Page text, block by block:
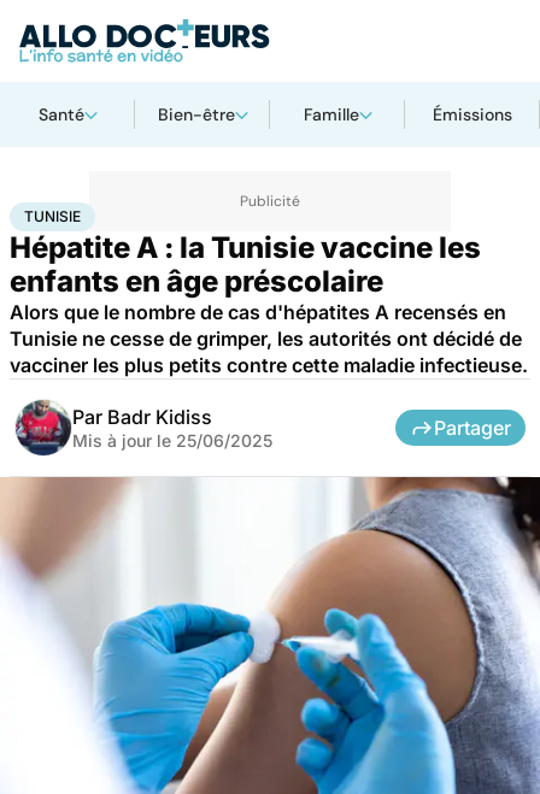
Santé Bien-être Famille Émissions
AccueilSanté Tunisie
TUNISIE
Hépatite A : la Tunisie vaccine les
enfants en âge préscolaire
Alors que le nombre de cas d'hépatites A recensés en
Tunisie ne cesse de grimper, les autorités ont décidé de
vacciner les plus petits contre cette maladie infectieuse.
Par Badr Kidiss
Mis à jour le 25/06/2025
Partager